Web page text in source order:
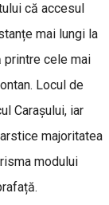
că accesul
mai lungi la
printre cele mai
Locul de
Carașului, iar
majoritatea
modului